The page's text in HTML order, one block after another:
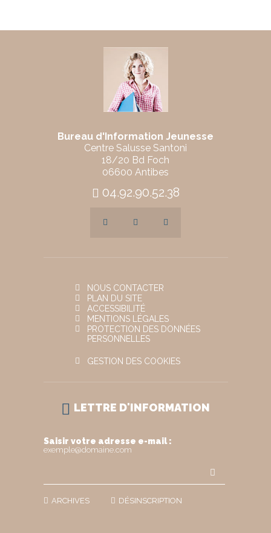
Bureau d'Information Jeunesse
Centre Salusse Santoni
18/20 Bd Foch
06600 Antibes
04.92.90.52.38
NOUS CONTACTER
PLAN DU SITE
ACCESSIBILITÉ
MENTIONS LÉGALES
PROTECTION DES DONNÉES
PERSONNELLES
GESTION DES COOKIES
LETTRE D'INFORMATION
Saisir votre adresse e-mail :
exemple@domaine.com
ARCHIVES DÉSINSCRIPTION